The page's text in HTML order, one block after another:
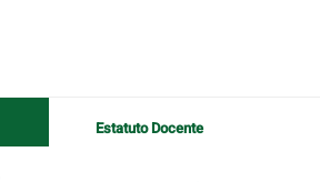
Estatuto Docente